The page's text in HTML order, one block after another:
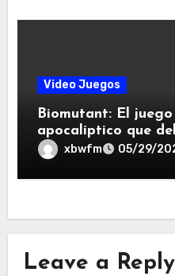
Video Juegos
Biomutant: El
apocalíptico que
xbwfm 05/29/
Leave a Reply